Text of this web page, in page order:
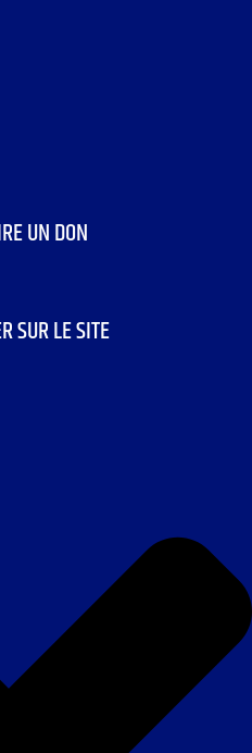
UN DON
SUR LE SITE